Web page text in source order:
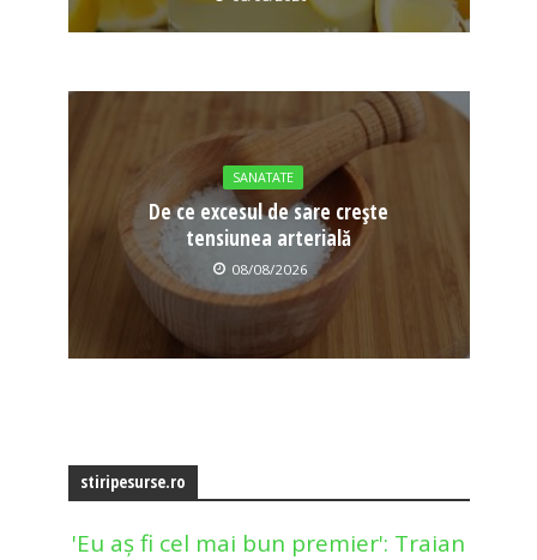
SANATATE
De ce excesul de sare crește
tensiunea arterială
08/08/2026
stiripesurse.ro
'Eu aș fi cel mai bun premier': Traian